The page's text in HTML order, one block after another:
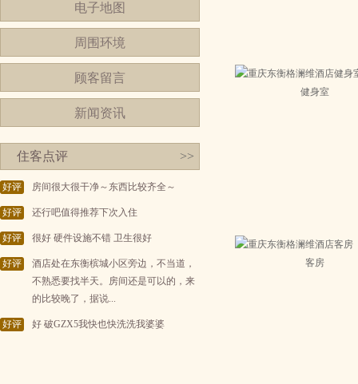
电子地图
周围环境
顾客留言
新闻资讯
住客点评 >>
好评 房间很大很干净～东西比较齐全～
好评 还行吧值得推荐下次入住
好评 很好 硬件设施不错 卫生很好
好评
酒店处在东衡槟城小区旁边，不当道，
不熟悉要找半天。房间还是可以的，来
的比较晚了，据说...
好评 好 破GZX5我快也快洗洗我婆婆
健身室
客房